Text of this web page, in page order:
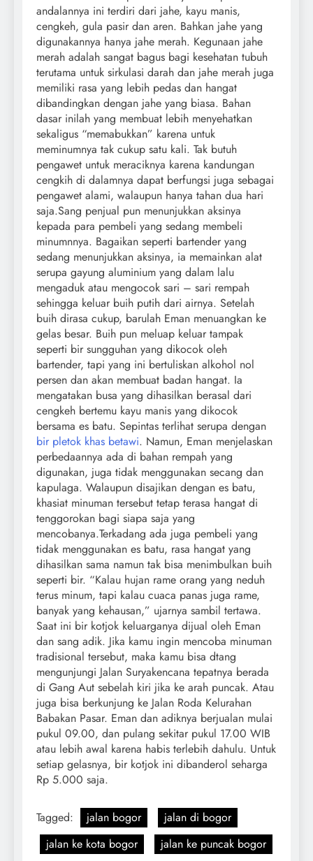
andalannya ini terdiri dari jahe, kayu manis,
cengkeh, gula pasir dan aren. Bahkan jahe yang
digunakannya hanya jahe merah. Kegunaan jahe
merah adalah sangat bagus bagi kesehatan tubuh
terutama untuk sirkulasi darah dan jahe merah juga
memiliki rasa yang lebih pedas dan hangat
dibandingkan dengan jahe yang biasa. Bahan
dasar inilah yang membuat lebih menyehatkan
sekaligus “memabukkan” karena untuk
meminumnya tak cukup satu kali. Tak butuh
pengawet untuk meraciknya karena kandungan
cengkih di dalamnya dapat berfungsi juga sebagai
pengawet alami, walaupun hanya tahan dua hari
saja.Sang penjual pun menunjukkan aksinya
kepada para pembeli yang sedang membeli
minumnnya. Bagaikan seperti bartender yang
sedang menunjukkan aksinya, ia memainkan alat
serupa gayung aluminium yang dalam lalu
mengaduk atau mengocok sari – sari rempah
sehingga keluar buih putih dari airnya. Setelah
buih dirasa cukup, barulah Eman menuangkan ke
gelas besar. Buih pun meluap keluar tampak
seperti bir sungguhan yang dikocok oleh
bartender, tapi yang ini bertuliskan alkohol nol
persen dan akan membuat badan hangat. Ia
mengatakan busa yang dihasilkan berasal dari
cengkeh bertemu kayu manis yang dikocok
bersama es batu. Sepintas terlihat serupa dengan
bir pletok khas betawi. Namun, Eman menjelaskan
perbedaannya ada di bahan rempah yang
digunakan, juga tidak menggunakan secang dan
kapulaga. Walaupun disajikan dengan es batu,
khasiat minuman tersebut tetap terasa hangat di
tenggorokan bagi siapa saja yang
mencobanya.Terkadang ada juga pembeli yang
tidak menggunakan es batu, rasa hangat yang
dihasilkan sama namun tak bisa menimbulkan buih
seperti bir. “Kalau hujan rame orang yang neduh
terus minum, tapi kalau cuaca panas juga rame,
banyak yang kehausan,” ujarnya sambil tertawa.
Saat ini bir kotjok keluarganya dijual oleh Eman
dan sang adik. Jika kamu ingin mencoba minuman
tradisional tersebut, maka kamu bisa dtang
mengunjungi Jalan Suryakencana tepatnya berada
di Gang Aut sebelah kiri jika ke arah puncak. Atau
juga bisa berkunjung ke Jalan Roda Kelurahan
Babakan Pasar. Eman dan adiknya berjualan mulai
pukul 09.00, dan pulang sekitar pukul 17.00 WIB
atau lebih awal karena habis terlebih dahulu. Untuk
setiap gelasnya, bir kotjok ini dibanderol seharga
Rp 5.000 saja.
Tagged: jalan bogor
jalan di bogor
jalan ke kota bogor
jalan ke puncak bogor